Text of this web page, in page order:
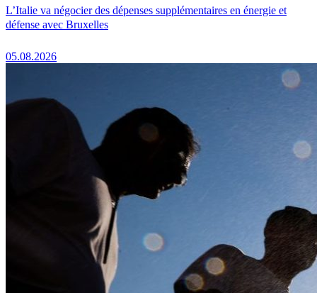
L’Italie va négocier des dépenses supplémentaires en énergie et
défense avec Bruxelles
05.08.2026